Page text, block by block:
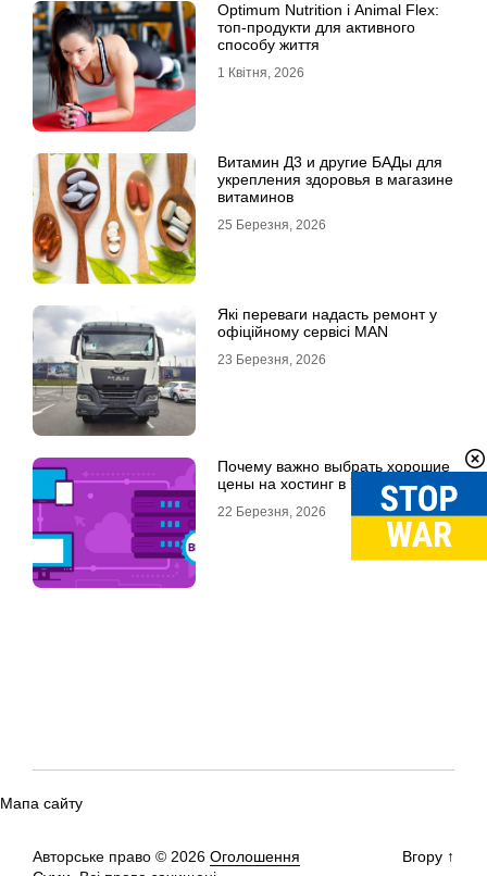
Optimum Nutrition і Animal Flex:
топ-продукти для активного
способу життя
1 Квітня, 2026
Витамин Д3 и другие БАДы для
укрепления здоровья в магазине
витаминов
25 Березня, 2026
Які переваги надасть ремонт у
офіційному сервісі MAN
23 Березня, 2026
Почему важно выбрать хорошие
цены на хостинг в Украине
22 Березня, 2026
Мапа сайту
Авторське право © 2026 Оголошення
Вгору ↑